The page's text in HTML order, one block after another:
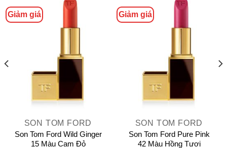
Giảm giá
SON TOM FORD
Son Tom Ford Wild Ginger
15 Màu Cam Đỏ
Giảm giá
SON TOM FORD
Son Tom Ford Pure Pink
42 Màu Hồng Tươi